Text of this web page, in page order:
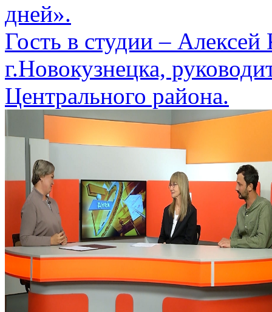
дней».
Гость в студии – Алексей
г.Новокузнецка,
Центрального района.